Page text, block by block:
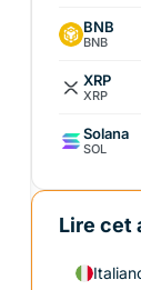
BNB
BNB
XRP
XRP
Solana
SOL
Lire cet